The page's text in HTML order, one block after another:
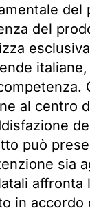
del
al
può
sia
in